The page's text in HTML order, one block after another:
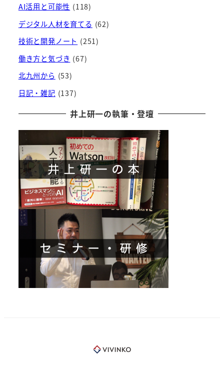
AI活用と可能性 (118)
デジタル人材を育てる (62)
技術と開発ノート (251)
働き方と気づき (67)
北九州から (53)
日記・雑記 (137)
井上研一の執筆・登壇